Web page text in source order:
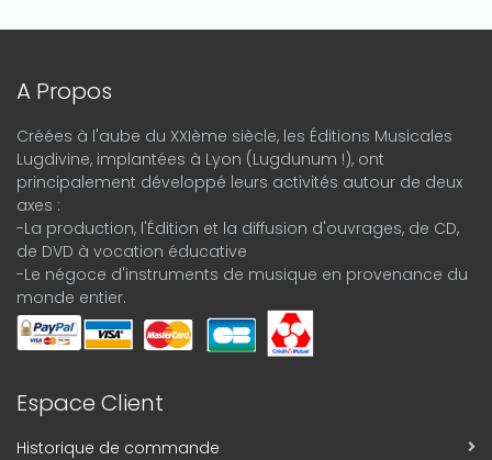
A Propos
Créées à l'aube du XXIème siècle, les Éditions Musicales
Lugdivine, implantées à Lyon (Lugdunum !), ont
principalement développé leurs activités autour de deux
axes :
-La production, l'Édition et la diffusion d'ouvrages, de CD,
de DVD à vocation éducative
-Le négoce d'instruments de musique en provenance du
monde entier.
Espace Client
Historique de commande